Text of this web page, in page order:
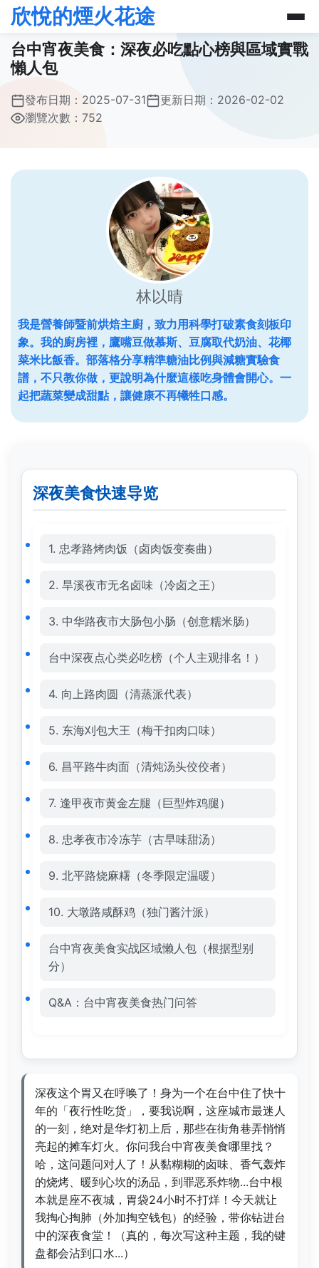
欣悅的煙火花途
台中宵夜美食：深夜必吃點心榜與區域實戰
懶人包
發布日期： 2025-07-31 更新日期： 2026-02-02
瀏覽次數：752
林以晴
我是營養師暨前烘焙主廚，致力用科學打破素食刻板印
象。我的廚房裡，鷹嘴豆做慕斯、豆腐取代奶油、花椰
菜米比飯香。部落格分享精準糖油比例與減糖實驗食
譜，不只教你做，更說明為什麼這樣吃身體會開心。一
起把蔬菜變成甜點，讓健康不再犧牲口感。
深夜美食快速导览
1. 忠孝路烤肉饭（卤肉饭变奏曲）
2. 旱溪夜市无名卤味（冷卤之王）
3. 中华路夜市大肠包小肠（创意糯米肠）
台中深夜点心类必吃榜（个人主观排名！）
4. 向上路肉圆（清蒸派代表）
5. 东海刈包大王（梅干扣肉口味）
6. 昌平路牛肉面（清炖汤头佼佼者）
7. 逢甲夜市黄金左腿（巨型炸鸡腿）
8. 忠孝夜市冷冻芋（古早味甜汤）
9. 北平路烧麻糬（冬季限定温暖）
10. 大墩路咸酥鸡（独门酱汁派）
台中宵夜美食实战区域懒人包（根据型别
分）
Q&A：台中宵夜美食热门问答
深夜这个胃又在呼唤了！身为一个在台中住了快十
年的「夜行性吃货」，要我说啊，这座城市最迷人
的一刻，绝对是华灯初上后，那些在街角巷弄悄悄
亮起的摊车灯火。你问我台中宵夜美食哪里找？
哈，这问题问对人了！从黏糊糊的卤味、香气轰炸
的烧烤、暖到心坎的汤品，到罪恶系炸物...台中根
本就是座不夜城，胃袋24小时不打烊！今天就让
我掏心掏肺（外加掏空钱包）的经验，带你钻进台
中的深夜食堂！（真的，每次写这种主题，我的键
盘都会沾到口水...）